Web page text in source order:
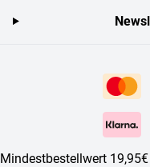
Mindestbestellwert 19,95€